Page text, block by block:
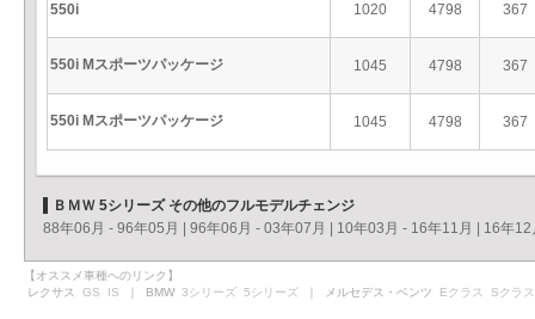
550i 1020 4798 367
550i Mスポーツパッケージ 1045 4798 367
550i Mスポーツパッケージ 1045 4798 367
ＢＭＷ 5シリーズ その他のフルモデルチェンジ
88年06月 - 96年05月
96年06月 - 03年07月 10年03月 - 16年11月 16年12
【オススメ車種へのリンク】
レクサス GS IS ｜ BMW 3シリーズ 5シリーズ ｜ メルセデス・ベンツ Eクラス Sクラス